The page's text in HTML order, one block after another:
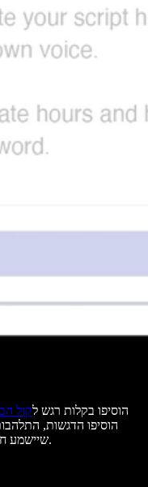
הוסיפו בקלות רגש לקול
הוסיפו הדגשות,
שיישמע חד וברור יותר עם שיבוט קולי מותאם אישית.